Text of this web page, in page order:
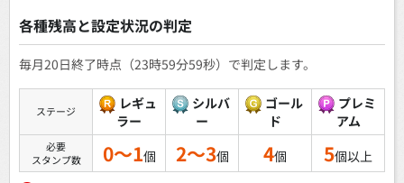
各種残高と設定状況の判定
毎月20日終了時点（23時59分59秒）で判定します。
ステージ
レギュ
ラー
シルバ
ー
ゴール
ド
プレミ
アム
必要
スタンプ数
0～1個 2～3個 4個 5個以上